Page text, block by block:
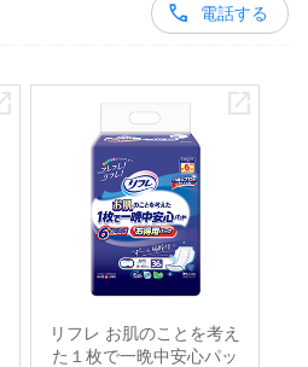
電話する
リフレ お肌のことを考え
た１枚で一晩中安心パッ